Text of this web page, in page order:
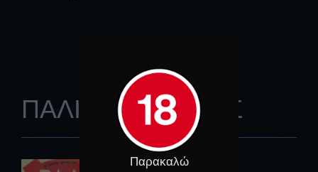
Παρακαλώ
ΠΑΛΙΕΣ ΕΤΙΚΕΤΕΣ